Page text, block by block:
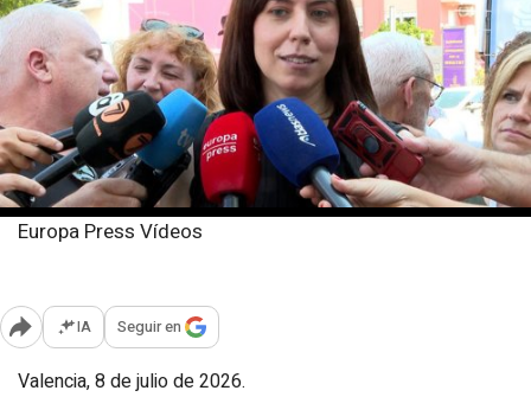
Europa Press Vídeos
Abrir opciones para compartir
IA Seguir en
Valencia, 8 de julio de 2026.